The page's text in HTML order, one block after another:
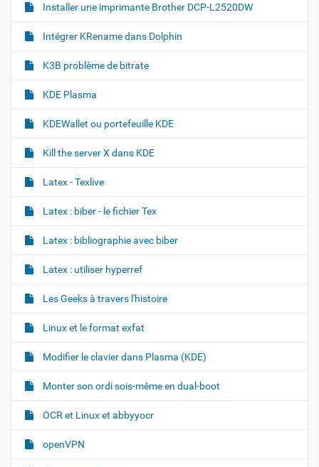
…
Installer une imprimante Brother DCP-L2520DW
Intégrer KRename dans Dolphin
K3B problème de bitrate
KDE Plasma
KDEWallet ou portefeuille KDE
Kill the server X dans KDE
Latex - Texlive
Latex : biber - le fichier Tex
Latex : bibliographie avec biber
Latex : utiliser hyperref
Les Geeks à travers l'histoire
Linux et le format exfat
Modifier le clavier dans Plasma (KDE)
Monter son ordi sois-même en dual-boot
OCR et Linux et abbyyocr
openVPN